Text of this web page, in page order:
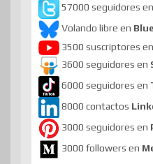
57000 seguidores en
Volando libre en
3500 suscriptores en
3600 seguidores en
6000 seguidores en
8000 contactos
3000 seguidores en
3000 followers en